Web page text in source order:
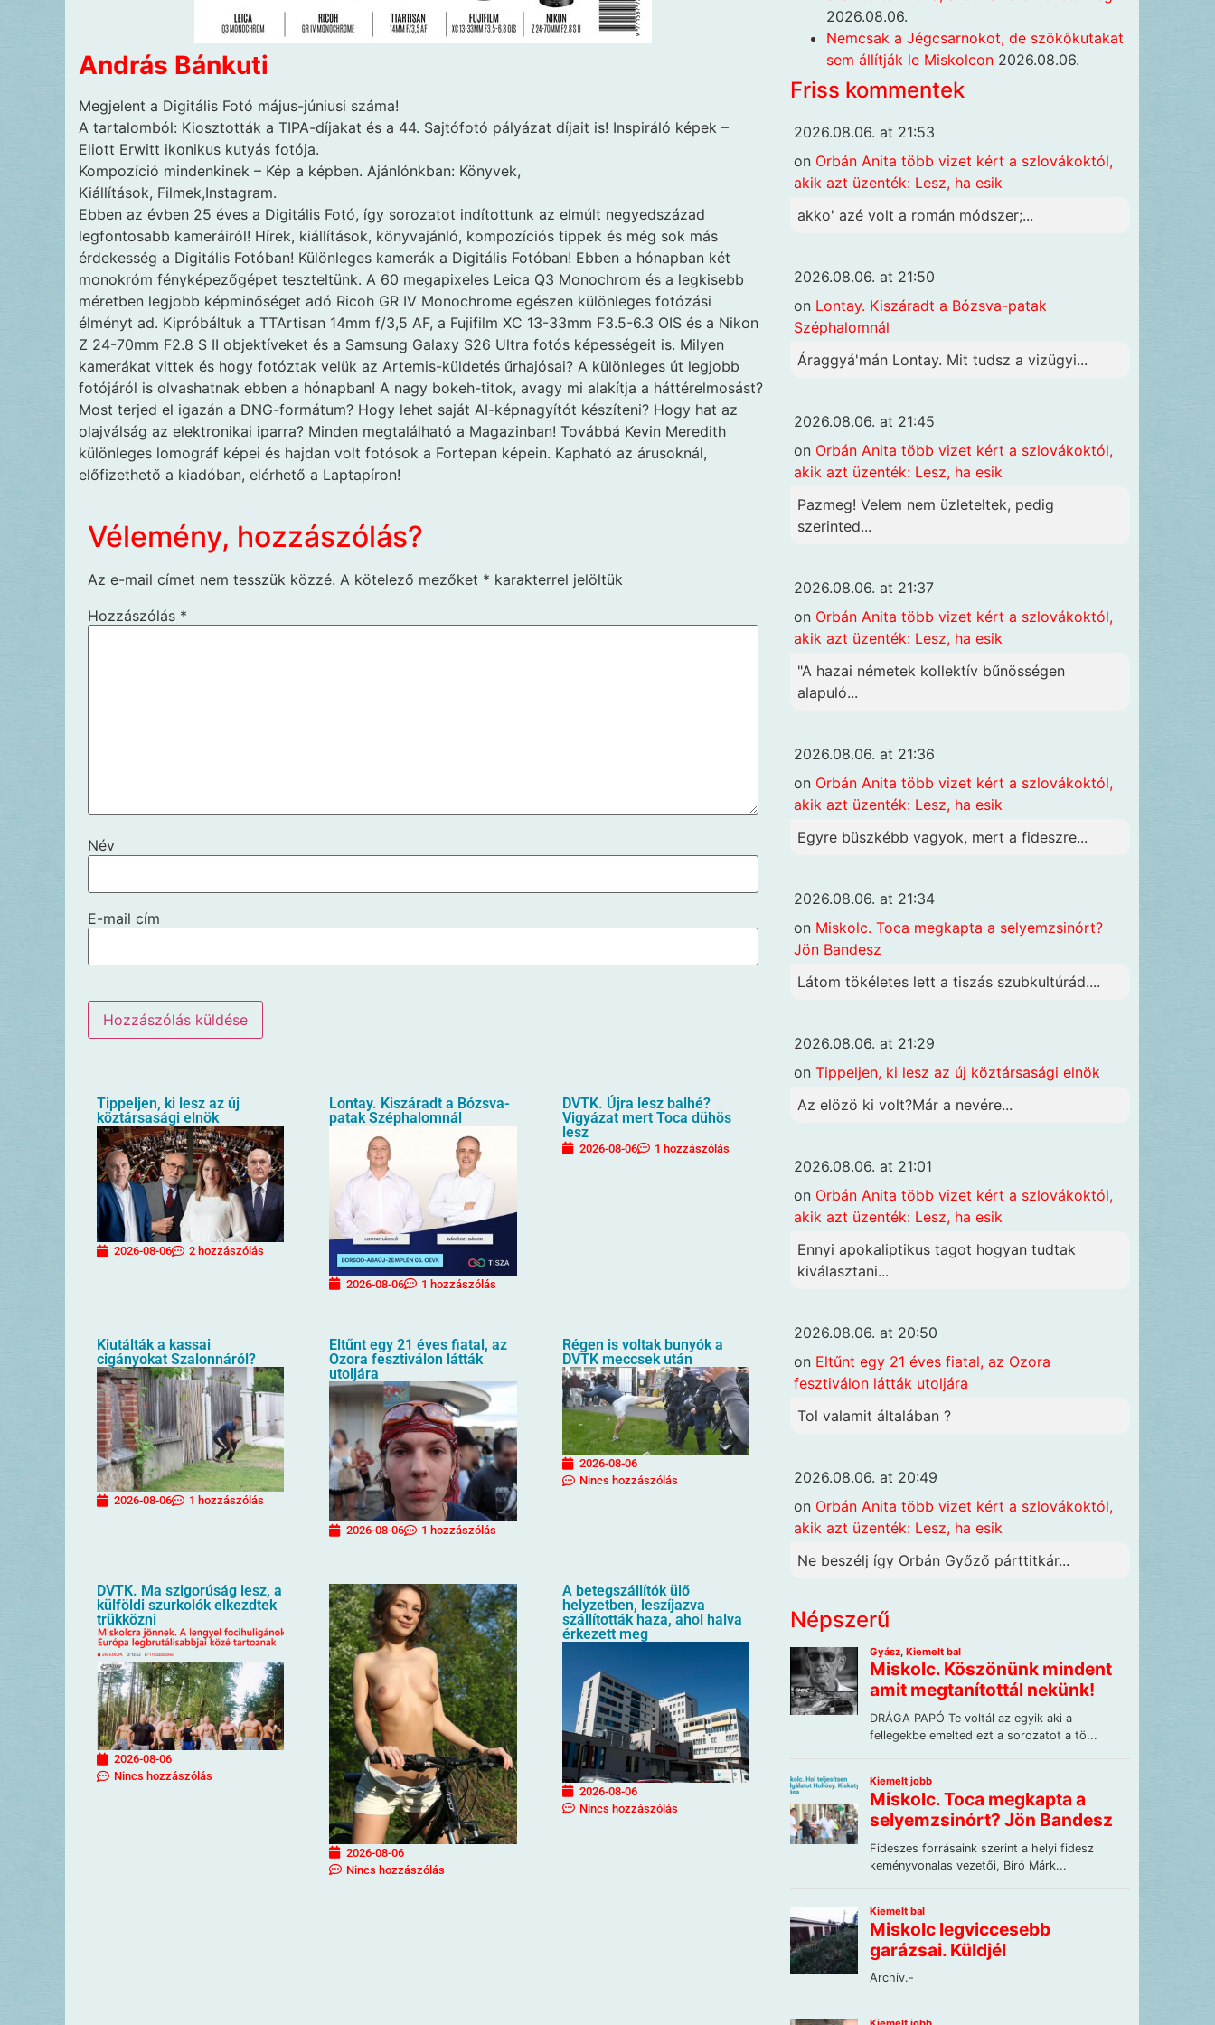
András Bánkuti
Megjelent a Digitális Fotó május-júniusi száma!
A tartalomból: Kiosztották a TIPA-díjakat és a 44. Sajtófotó pályázat díjait is! Inspiráló képek –
Eliott Erwitt ikonikus kutyás fotója.
Kompozíció mindenkinek – Kép a képben. Ajánlónkban: Könyvek,
Kiállítások, Filmek,Instagram.
Ebben az évben 25 éves a Digitális Fotó, így sorozatot indítottunk az elmúlt negyedszázad
legfontosabb kameráiról! Hírek, kiállítások, könyvajánló, kompozíciós tippek és még sok más
érdekesség a Digitális Fotóban! Különleges kamerák a Digitális Fotóban! Ebben a hónapban két
monokróm fényképezőgépet teszteltünk. A 60 megapixeles Leica Q3 Monochrom és a legkisebb
méretben legjobb képminőséget adó Ricoh GR IV Monochrome egészen különleges fotózási
élményt ad. Kipróbáltuk a TTArtisan 14mm f/3,5 AF, a Fujifilm XC 13-33mm F3.5-6.3 OIS és a Nikon
Z 24-70mm F2.8 S II objektíveket és a Samsung Galaxy S26 Ultra fotós képességeit is. Milyen
kamerákat vittek és hogy fotóztak velük az Artemis-küldetés űrhajósai? A különleges út legjobb
fotójáról is olvashatnak ebben a hónapban! A nagy bokeh-titok, avagy mi alakítja a háttérelmosást?
Most terjed el igazán a DNG-formátum? Hogy lehet saját AI-képnagyítót készíteni? Hogy hat az
olajválság az elektronikai iparra? Minden megtalálható a Magazinban! Továbbá Kevin Meredith
különleges lomográf képei és hajdan volt fotósok a Fortepan képein. Kapható az árusoknál,
előfizethető a kiadóban, elérhető a Laptapíron!
Vélemény, hozzászólás?
Az e-mail címet nem tesszük közzé. A kötelező mezőket * karakterrel jelöltük
Hozzászólás *
Név
E-mail cím
Tippeljen, ki lesz az új
köztársasági elnök
2026-08-06 2 hozzászólás
Lontay. Kiszáradt a Bózsva-
patak Széphalomnál
2026-08-06 1 hozzászólás
DVTK. Újra lesz balhé?
Vigyázat mert Toca dühös
lesz
2026-08-06 1 hozzászólás
Kiutálták a kassai
cigányokat Szalonnáról?
2026-08-06 1 hozzászólás
Eltűnt egy 21 éves fiatal, az
Ozora fesztiválon látták
utoljára
2026-08-06 1 hozzászólás
Régen is voltak bunyók a
DVTK meccsek után
2026-08-06
Nincs hozzászólás
DVTK. Ma szigorúság lesz, a
külföldi szurkolók elkezdtek
trükközni
2026-08-06
Nincs hozzászólás
2026-08-06
Nincs hozzászólás
A betegszállítók ülő
helyzetben, leszíjazva
szállították haza, ahol halva
érkezett meg
2026-08-06
Nincs hozzászólás
2026.08.06.
Nemcsak a Jégcsarnokot, de szökőkutakat
sem állítják le Miskolcon 2026.08.06.
Friss kommentek
2026.08.06. at 21:53
on Orbán Anita több vizet kért a szlovákoktól,
akik azt üzenték: Lesz, ha esik
akko' azé volt a román módszer;...
2026.08.06. at 21:50
on Lontay. Kiszáradt a Bózsva-patak
Széphalomnál
Áraggyá'mán Lontay. Mit tudsz a vizügyi...
2026.08.06. at 21:45
on Orbán Anita több vizet kért a szlovákoktól,
akik azt üzenték: Lesz, ha esik
Pazmeg! Velem nem üzleteltek, pedig
szerinted...
2026.08.06. at 21:37
on Orbán Anita több vizet kért a szlovákoktól,
akik azt üzenték: Lesz, ha esik
"A hazai németek kollektív bűnösségen
alapuló...
2026.08.06. at 21:36
on Orbán Anita több vizet kért a szlovákoktól,
akik azt üzenték: Lesz, ha esik
Egyre büszkébb vagyok, mert a fideszre...
2026.08.06. at 21:34
on Miskolc. Toca megkapta a selyemzsinórt?
Jön Bandesz
Látom tökéletes lett a tiszás szubkultúrád....
2026.08.06. at 21:29
on Tippeljen, ki lesz az új köztársasági elnök
Az elözö ki volt?Már a nevére...
2026.08.06. at 21:01
on Orbán Anita több vizet kért a szlovákoktól,
akik azt üzenték: Lesz, ha esik
Ennyi apokaliptikus tagot hogyan tudtak
kiválasztani...
2026.08.06. at 20:50
on Eltűnt egy 21 éves fiatal, az Ozora
fesztiválon látták utoljára
Tol valamit általában ?
2026.08.06. at 20:49
on Orbán Anita több vizet kért a szlovákoktól,
akik azt üzenték: Lesz, ha esik
Ne beszélj így Orbán Győző párttitkár...
Népszerű